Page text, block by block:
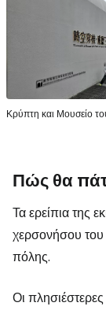
Κρύπτη και Μουσείο
Πώς θα
Τα ερείπια της
χερσονήσου
πόλης.
Οι